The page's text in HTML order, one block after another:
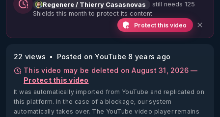
Regenere / Thierry Casasnovas
still needs 125
Shields this month to protect its content
Protect this video
22 views
Posted on YouTube 8 years ago
This video may be deleted on August 31, 2026 —
Protect this video
It was automatically imported from YouTube and replicated on
this platform. In the case of a blockage, our system
automatically takes over. The YouTube video player remains